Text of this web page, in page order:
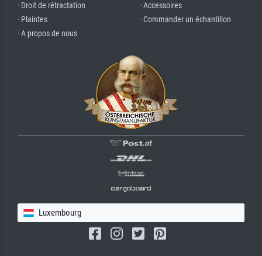
· Droit de rétractation
· Plaintes
· A propos de nous
· Accessoires
· Commander un échantillon
Luxembourg